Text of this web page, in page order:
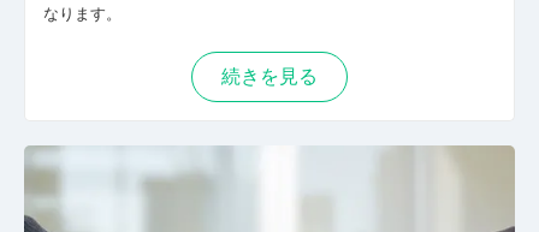
なります。
続きを見る